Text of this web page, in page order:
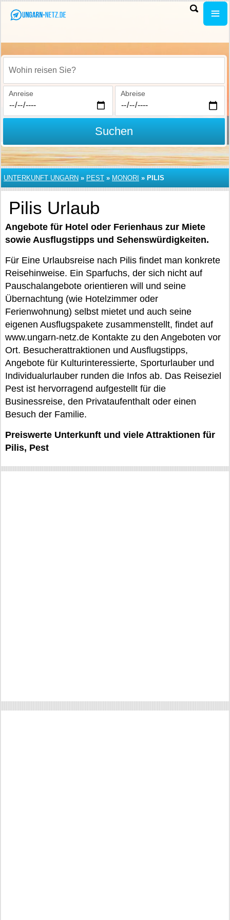
Wohin reisen Sie?
Anreise Abreise
Suchen
UNTERKUNFT UNGARN » PEST » MONORI » PILIS
Pilis Urlaub
Angebote für Hotel oder Ferienhaus zur Miete
sowie Ausflugstipps und Sehenswürdigkeiten.
Für Eine Urlaubsreise nach Pilis findet man konkrete
Reisehinweise. Ein Sparfuchs, der sich nicht auf
Pauschalangebote orientieren will und seine
Übernachtung (wie Hotelzimmer oder
Ferienwohnung) selbst mietet und auch seine
eigenen Ausflugspakete zusammenstellt, findet auf
www.ungarn-netz.de Kontakte zu den Angeboten vor
Ort. Besucherattraktionen und Ausflugstipps,
Angebote für Kulturinteressierte, Sporturlauber und
Individualurlauber runden die Infos ab. Das Reiseziel
Pest ist hervorragend aufgestellt für die
Businessreise, den Privataufenthalt oder einen
Besuch der Familie.
Preiswerte Unterkunft und viele Attraktionen für
Pilis, Pest